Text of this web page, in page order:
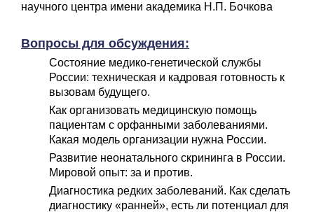
научного центра имени академика Н.П. Бочкова
Вопросы для обсуждения:
Состояние медико-генетической службы
России: техническая и кадровая готовность к
вызовам будущего.
Как организовать медицинскую помощь
пациентам с орфанными заболеваниями.
Какая модель организации нужна России.
Развитие неонатального скрининга в России.
Мировой опыт: за и против.
Диагностика редких заболеваний. Как сделать
диагностику «ранней», есть ли потенциал для